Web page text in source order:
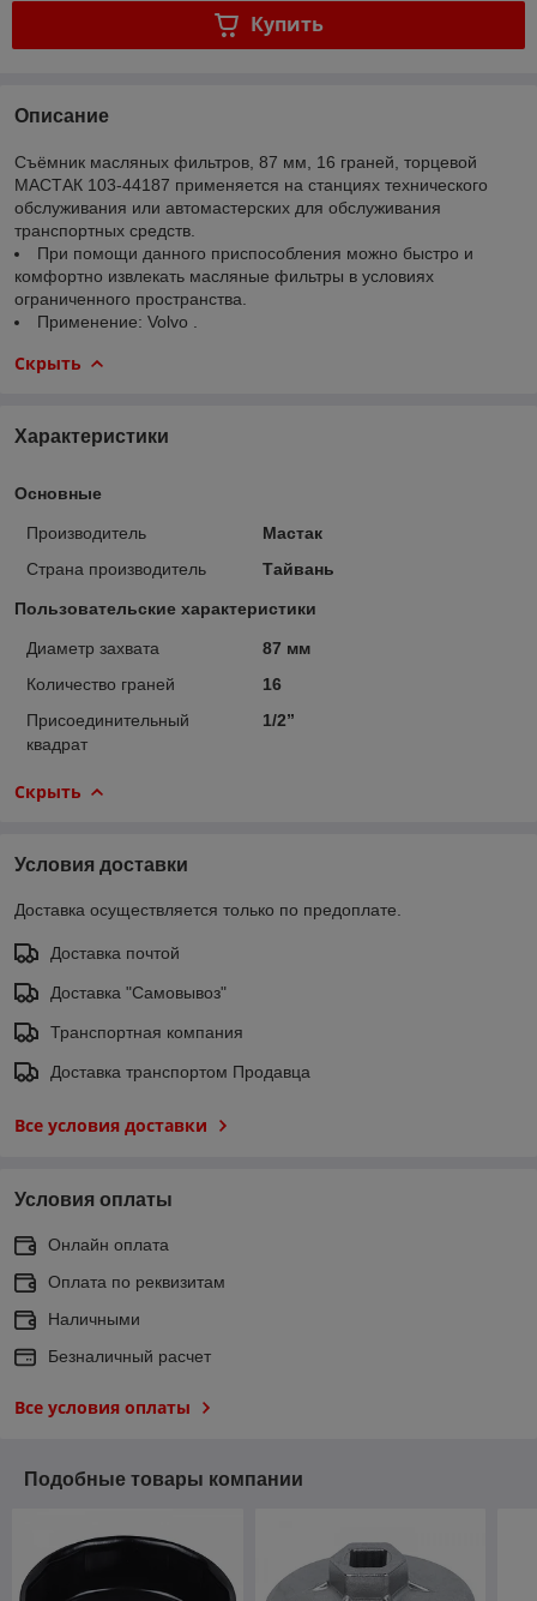
Купить
Описание
Съёмник масляных фильтров, 87 мм, 16 граней, торцевой
МАСТАК 103-44187 применяется на станциях технического
обслуживания или автомастерских для обслуживания
транспортных средств.
При помощи данного приспособления можно быстро и
комфортно извлекать масляные фильтры в условиях
ограниченного пространства.
Применение: Volvo .
Скрыть
Характеристики
Основные
Производитель
Мастак
Страна производитель
Тайвань
Пользовательские характеристики
Диаметр захвата
87 мм
Количество граней
16
Присоединительный
квадрат
1/2”
Скрыть
Условия доставки
Доставка осуществляется только по предоплате.
Доставка почтой
Доставка "Самовывоз"
Транспортная компания
Доставка транспортом Продавца
Все условия доставки
Условия оплаты
Онлайн оплата
Оплата по реквизитам
Наличными
Безналичный расчет
Все условия оплаты
Подобные товары компании